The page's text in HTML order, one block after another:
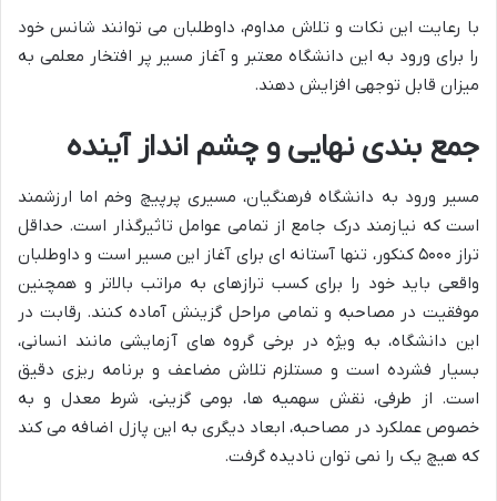
با رعایت این نکات و تلاش مداوم، داوطلبان می توانند شانس خود
را برای ورود به این دانشگاه معتبر و آغاز مسیر پر افتخار معلمی به
میزان قابل توجهی افزایش دهند.
جمع بندی نهایی و چشم انداز آینده
مسیر ورود به دانشگاه فرهنگیان، مسیری پرپیچ وخم اما ارزشمند
است که نیازمند درک جامع از تمامی عوامل تاثیرگذار است. حداقل
تراز ۵۰۰۰ کنکور، تنها آستانه ای برای آغاز این مسیر است و داوطلبان
واقعی باید خود را برای کسب ترازهای به مراتب بالاتر و همچنین
موفقیت در مصاحبه و تمامی مراحل گزینش آماده کنند. رقابت در
این دانشگاه، به ویژه در برخی گروه های آزمایشی مانند انسانی،
بسیار فشرده است و مستلزم تلاش مضاعف و برنامه ریزی دقیق
است. از طرفی، نقش سهمیه ها، بومی گزینی، شرط معدل و به
خصوص عملکرد در مصاحبه، ابعاد دیگری به این پازل اضافه می کند
که هیچ یک را نمی توان نادیده گرفت.